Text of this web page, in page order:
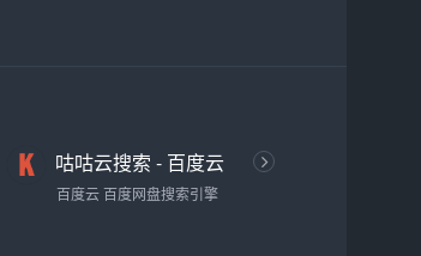
咕咕云搜索 - 百度云
百度网盘搜索引擎
百度云 百度网盘搜索引擎